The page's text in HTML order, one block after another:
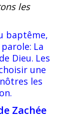
les
baptême,
La
Dieu. Les
une
les
Zachée